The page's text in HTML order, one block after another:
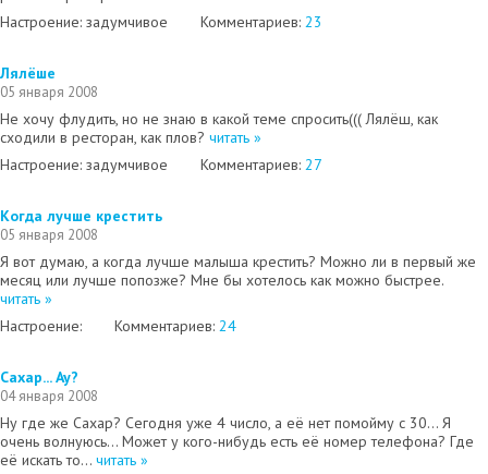
Настроение: задумчивое
Комментариев: 23
Лялёше
05 января 2008
Не хочу флудить, но не знаю в какой теме спросить((( Лялёш, как
сходили в ресторан, как плов? читать »
Настроение: задумчивое
Комментариев: 27
Когда лучше крестить
05 января 2008
Я вот думаю, а когда лучше малыша крестить? Можно ли в первый же
месяц или лучше попозже? Мне бы хотелось как можно быстрее.
читать »
Настроение:
Комментариев: 24
Сахар... Ау?
04 января 2008
Ну где же Сахар? Сегодня уже 4 число, а её нет помойму с 30... Я
очень волнуюсь... Может у кого-нибудь есть её номер телефона? Где
её искать то... читать »